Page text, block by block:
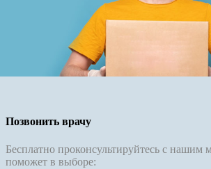
Позвонить врачу
Бесплатно проконсультируйтесь с нашим
поможет в выборе: